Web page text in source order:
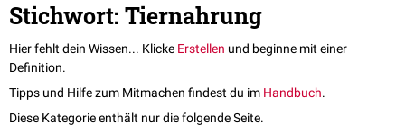
Stichwort: Tiernahrung
Hier fehlt dein Wissen... Klicke Erstellen und beginne mit einer
Definition.
Tipps und Hilfe zum Mitmachen findest du im Handbuch.
Diese Kategorie enthält nur die folgende Seite.